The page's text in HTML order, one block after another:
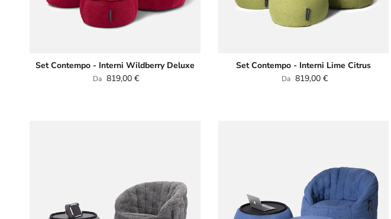
Set Contempo - Interni Wildberry Deluxe
Prezzo normale
Da 819,00 €
Set Contempo - Interni Lime Citrus
Prezzo normale
Da 819,00 €